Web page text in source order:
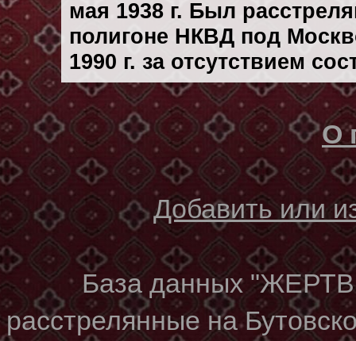
мая 1938 г. Был
полигоне НКВД под
1990 г. за отсутствием
О
Добавить или
База данных
расстрелянные на